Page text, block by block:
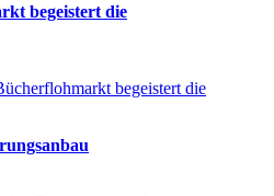
begeistert die
begeistert die